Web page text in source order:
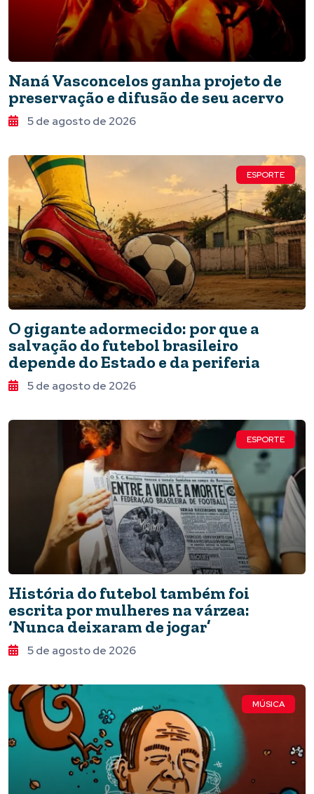
Naná Vasconcelos ganha projeto de
preservação e difusão de seu acervo
5 de agosto de 2026
ESPORTE
O gigante adormecido: por que a
salvação do futebol brasileiro
depende do Estado e da periferia
5 de agosto de 2026
ESPORTE
História do futebol também foi
escrita por mulheres na várzea:
‘Nunca deixaram de jogar’
5 de agosto de 2026
MÚSICA